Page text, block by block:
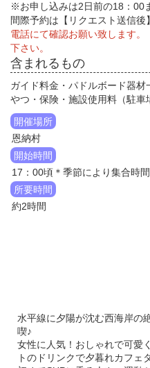
※お申し込みは2日前の18：00
間際予約は【リクエスト送信
電話にて確認お願い致します
下さい。
含まれるもの
ガイド料金・パドルボード器
やつ・保険・施設使用料（駐
開催場所
恩納村
開始時間
17：00頃＊季節により集合時
所要時間
約2時間
水平線に夕陽が沈む西海岸の
喫♪
女性に人気！おしゃれで可愛
トのドリンクで夕暮れカフェ